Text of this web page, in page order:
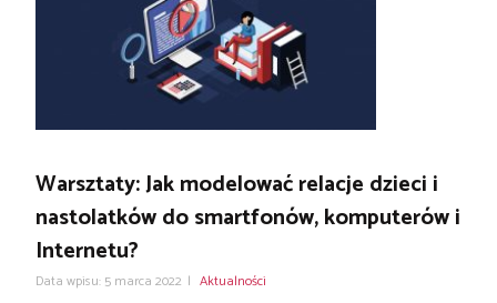
Warsztaty: Jak modelować relacje dzieci i
nastolatków do smartfonów, komputerów i
Internetu?
Data wpisu: 5 marca 2022 | Aktualności